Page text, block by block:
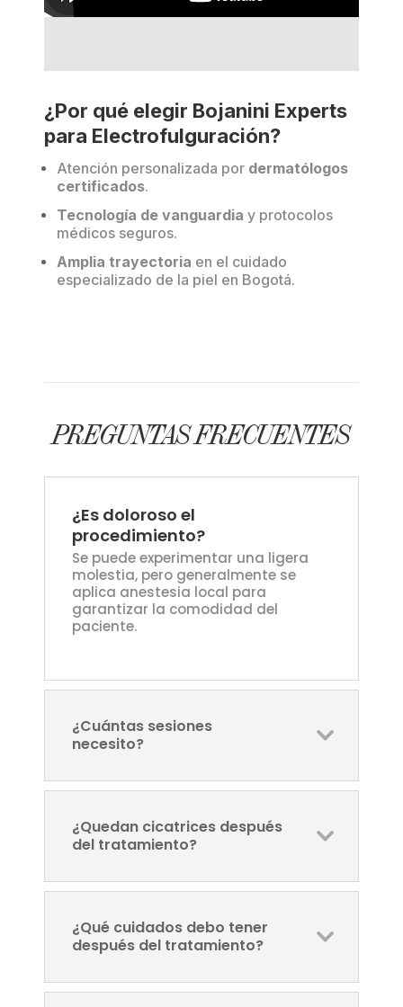
¿Por qué elegir Bojanini Experts
para Electrofulguración?
Atención personalizada por dermatólogos
certificados.
Tecnología de vanguardia y protocolos
médicos seguros.
Amplia trayectoria en el cuidado
especializado de la piel en Bogotá.
PREGUNTAS FRECUENTES
¿Es doloroso el
procedimiento?
Se puede experimentar una ligera
molestia, pero generalmente se
aplica anestesia local para
garantizar la comodidad del
paciente.
¿Cuántas sesiones
necesito?
¿Quedan cicatrices después
del tratamiento?
¿Qué cuidados debo tener
después del tratamiento?